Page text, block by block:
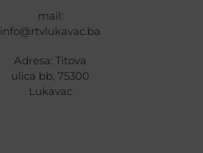
mail:
info@rtvlukavac.ba
Adresa: Titova
ulica bb, 75300
Lukavac